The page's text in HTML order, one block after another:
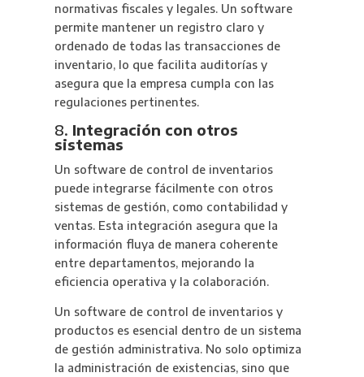
normativas fiscales y legales. Un software
permite mantener un registro claro y
ordenado de todas las transacciones de
inventario, lo que facilita auditorías y
asegura que la empresa cumpla con las
regulaciones pertinentes.
8. Integración con otros
sistemas
Un software de control de inventarios
puede integrarse fácilmente con otros
sistemas de gestión, como contabilidad y
ventas. Esta integración asegura que la
información fluya de manera coherente
entre departamentos, mejorando la
eficiencia operativa y la colaboración.
Un software de control de inventarios y
productos es esencial dentro de un sistema
de gestión administrativa. No solo optimiza
la administración de existencias, sino que